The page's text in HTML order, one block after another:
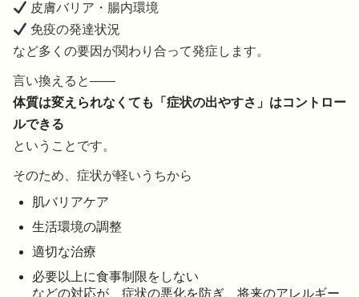
皮膚バリア・腸内環境
免疫の発達状況
など多くの要因が関わり合って発症します。
言い換えると――
体質は変えられなくても「症状の出やすさ」はコントロー
ルできる
ということです。
そのため、症状が軽いうちから
肌バリアケア
生活環境の調整
適切な治療
必要以上に食事制限をしない
などの対応が、症状の悪化を防ぎ、将来のアレルギー